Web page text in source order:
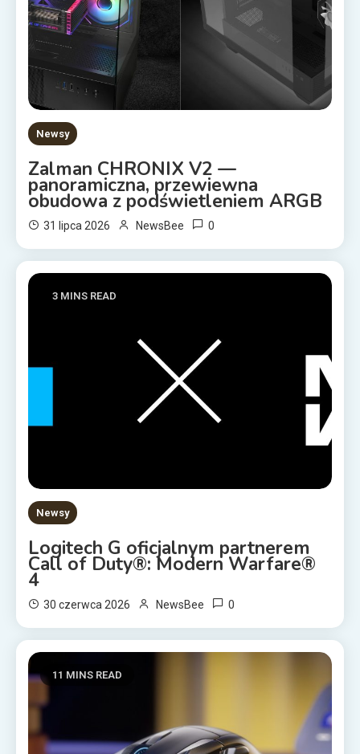
Newsy
Zalman CHRONIX V2 —
panoramiczna, przewiewna
obudowa z podświetleniem ARGB
31 lipca 2026 NewsBee 0
3 MINS READ
Newsy
Logitech G oficjalnym partnerem
Call of Duty®: Modern Warfare®
4
30 czerwca 2026 NewsBee 0
11 MINS READ